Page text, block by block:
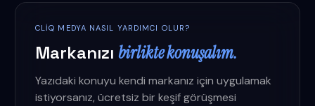
CLIQ MEDYA NASIL YARDIMCI OLUR?
Markanızı birlikte konuşalım.
Yazıdaki konuyu kendi markanız için uygulamak
istiyorsanız, ücretsiz bir keşif görüşmesi